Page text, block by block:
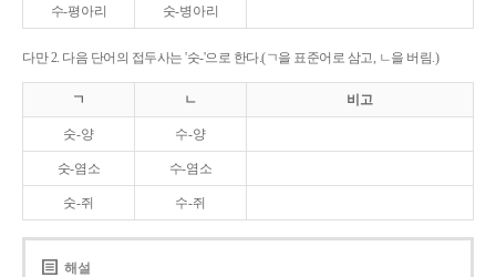
수-평아리 숫-병아리
다만 2. 다음 단어의 접두사는 '숫-'으로 한다.(ㄱ을 표준어로 삼고, ㄴ을 버림.)
ㄱ ㄴ 비고
숫-양 수-양
숫-염소 수-염소
숫-쥐 수-쥐
해설